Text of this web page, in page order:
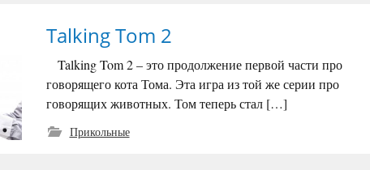
Talking Tom 2
Talking Tom 2 – это продолжение первой части про
говорящего кота Тома. Эта игра из той же серии про
говорящих животных. Том теперь стал […]
Прикольные